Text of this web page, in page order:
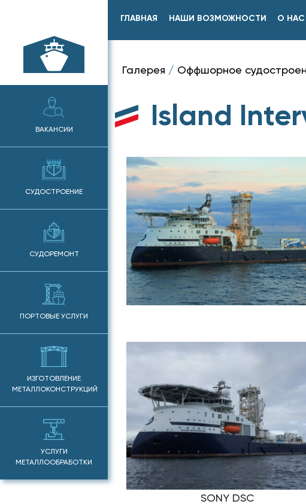
ВАКАНСИИ
СУДОСТРОЕНИЕ
СУДОРЕМОНТ
ПОРТОВЫЕ УСЛУГИ
ИЗГОТОВЛЕНИЕ
МЕТАЛЛОКОНСТРУКЦИЙ
УСЛУГИ
МЕТАЛЛООБРАБОТКИ
ГЛАВНАЯ НАШИ ВОЗМОЖНОСТИ О НАС
Галерея / Оффшорное
Island
SONY DSC